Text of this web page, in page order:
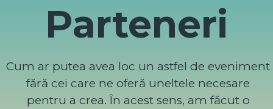
Parteneri
Cum ar putea avea loc un astfel de eveniment
fără cei care ne oferă uneltele necesare
pentru a crea. În acest sens, am făcut o